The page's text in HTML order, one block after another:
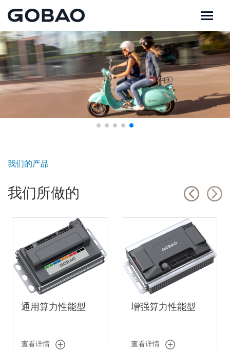
我们的产品
我们所做的
通用算力性能型
查看详情
增强算力性能型
查看详情